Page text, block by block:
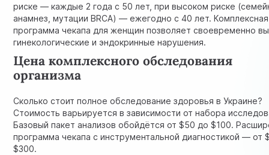
риске — каждые 2 года с 50 лет, при высоком риске
анамнез, мутации BRCA) — ежегодно с 40 лет. Комплексная
программа чекапа для женщин позволяет своевременно
гинекологические и эндокринные нарушения.
Цена комплексного обследования
организма
Сколько стоит полное обследование здоровья в Украине?
Стоимость варьируется в зависимости от набора
Базовый пакет анализов обойдётся от $50 до $100.
программа чекапа с инструментальной диагностикой — от
$300.